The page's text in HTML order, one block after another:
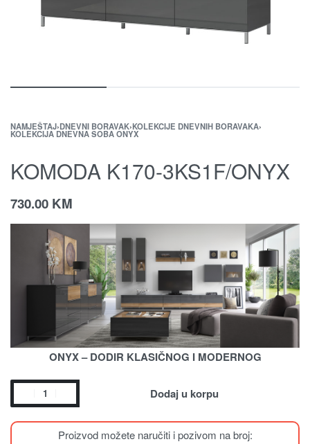
NAMJEŠTAJ›DNEVNI BORAVAK›KOLEKCIJE DNEVNIH BORAVAKA›
KOLEKCIJA DNEVNA SOBA ONYX
KOMODA K170-3KS1F/ONYX
730.00 KM
ONYX – DODIR KLASIČNOG I MODERNOG
Dodaj u korpu
Proizvod možete naručiti i pozivom na broj: